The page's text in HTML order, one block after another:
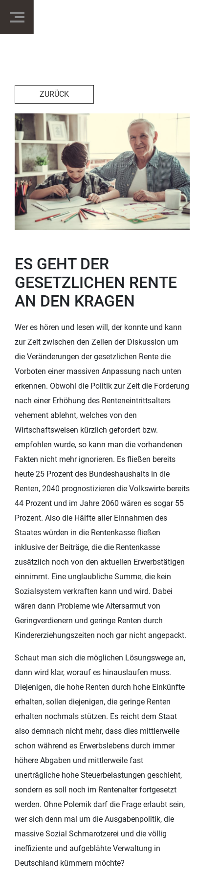
ZURÜCK
ES GEHT DER
GESETZLICHEN RENTE
AN DEN KRAGEN
Wer es hören und lesen will, der konnte und kann
zur Zeit zwischen den Zeilen der Diskussion um
die Veränderungen der gesetzlichen Rente die
Vorboten einer massiven Anpassung nach unten
erkennen. Obwohl die Politik zur Zeit die Forderung
nach einer Erhöhung des Renteneintrittsalters
vehement ablehnt, welches von den
Wirtschaftsweisen kürzlich gefordert bzw.
empfohlen wurde, so kann man die vorhandenen
Fakten nicht mehr ignorieren. Es fließen bereits
heute 25 Prozent des Bundeshaushalts in die
Renten, 2040 prognostizieren die Volkswirte bereits
44 Prozent und im Jahre 2060 wären es sogar 55
Prozent. Also die Hälfte aller Einnahmen des
Staates würden in die Rentenkasse fließen
inklusive der Beiträge, die die Rentenkasse
zusätzlich noch von den aktuellen Erwerbstätigen
einnimmt. Eine unglaubliche Summe, die kein
Sozialsystem verkraften kann und wird. Dabei
wären dann Probleme wie Altersarmut von
Geringverdienern und geringe Renten durch
Kindererziehungszeiten noch gar nicht angepackt.
Schaut man sich die möglichen Lösungswege an,
dann wird klar, worauf es hinauslaufen muss.
Diejenigen, die hohe Renten durch hohe Einkünfte
erhalten, sollen diejenigen, die geringe Renten
erhalten nochmals stützen. Es reicht dem Staat
also demnach nicht mehr, dass dies mittlerweile
schon während es Erwerbslebens durch immer
höhere Abgaben und mittlerweile fast
unerträgliche hohe Steuerbelastungen geschieht,
sondern es soll noch im Rentenalter fortgesetzt
werden. Ohne Polemik darf die Frage erlaubt sein,
wer sich denn mal um die Ausgabenpolitik, die
massive Sozial Schmarotzerei und die völlig
ineffiziente und aufgeblähte Verwaltung in
Deutschland kümmern möchte?